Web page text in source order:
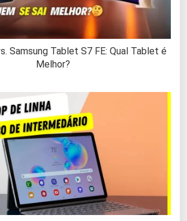
Samsung Tablet S7 FE: Qual Tablet é
Melhor?